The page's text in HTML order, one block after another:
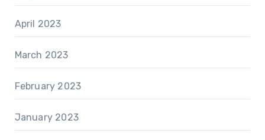
April 2023
March 2023
February 2023
January 2023